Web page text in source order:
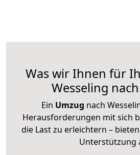
Was wir Ihnen für
Wesseling
Ein Umzug nach
Herausforderungen mit sich
die Last zu erleichtern –
Unterstützung